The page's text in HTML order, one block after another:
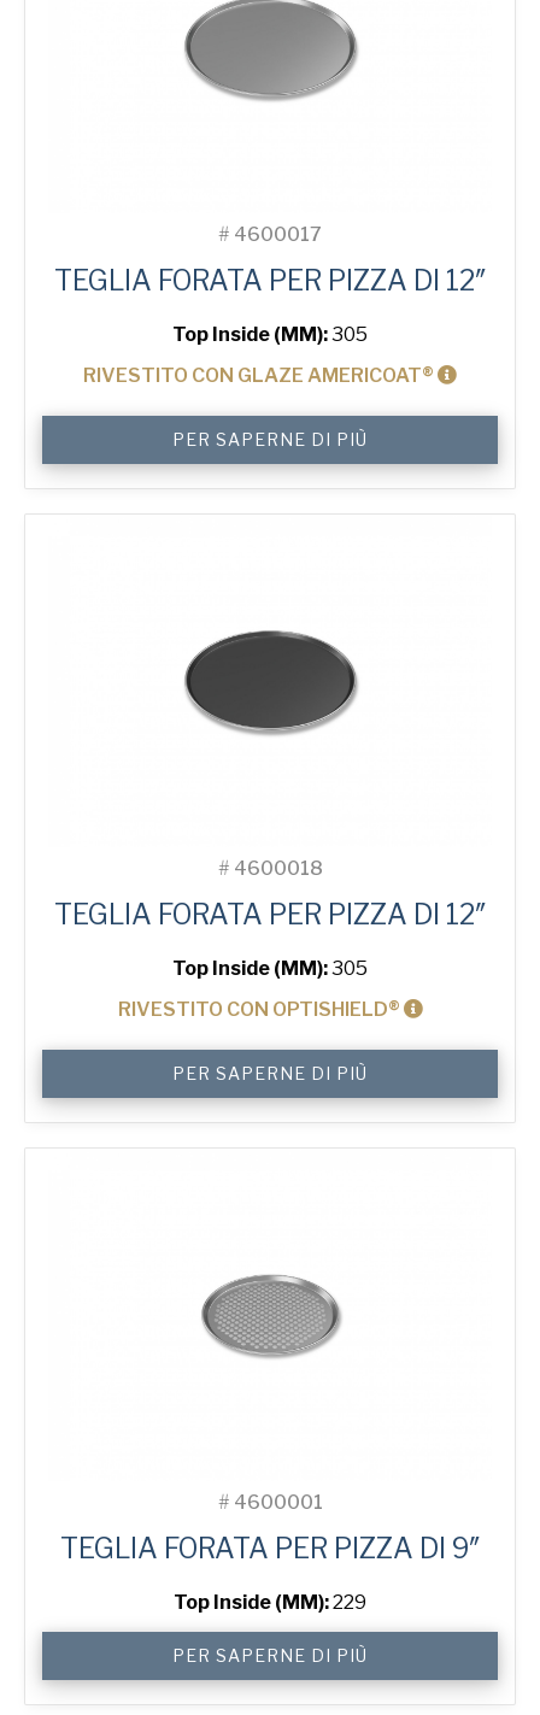
# 4600017
TEGLIA FORATA PER PIZZA DI 12″
Top Inside (MM):305
RIVESTITO CON GLAZE AMERICOAT®
Pizza
Tray
quantità
PER SAPERNE DI PIÙ
# 4600018
TEGLIA FORATA PER PIZZA DI 12″
Top Inside (MM):305
RIVESTITO CON OPTISHIELD®
Pizza
Tray
quantità
PER SAPERNE DI PIÙ
# 4600001
TEGLIA FORATA PER PIZZA DI 9″
Top Inside (MM):229
Pizza
PER SAPERNE DI PIÙ